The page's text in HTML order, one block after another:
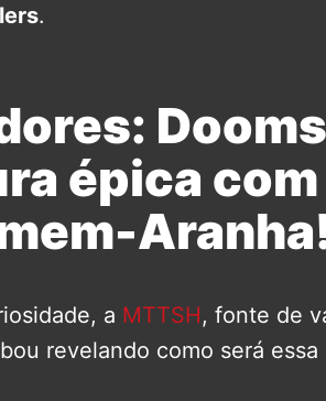
.
épica
a MTTSH, fonte de
revelando como será